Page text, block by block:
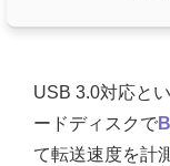
USB 3.0対応と
ードディスクで
て転送速度を計